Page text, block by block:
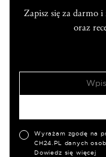
Zapisz się za darmo
oraz
Wyrażam zgodę na
CH24.PL danych
Dowiedz się więcej